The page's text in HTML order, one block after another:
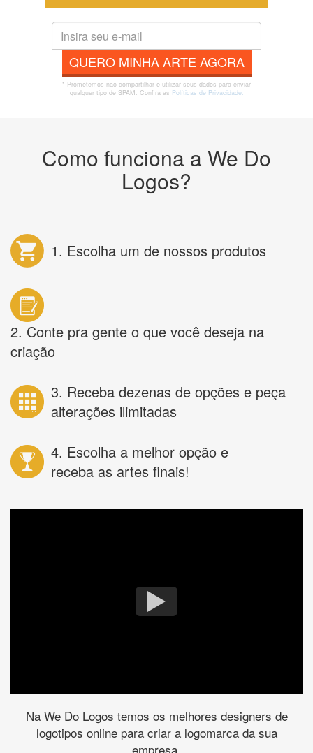
QUERO MINHA ARTE AGORA
* Prometemos não compartilhar e utilizar seus dados para enviar
qualquer tipo de SPAM. Confira as Políticas de Privacidade.
Como funciona a We Do
Logos?
1. Escolha um de nossos produtos
2. Conte pra gente o que você deseja na
criação
3. Receba dezenas de opções e peça
alterações ilimitadas
4. Escolha a melhor opção e
receba as artes finais!
Na We Do Logos temos os melhores designers de
logotipos online para criar a logomarca da sua
empresa.